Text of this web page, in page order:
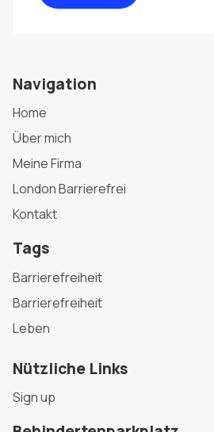
Navigation
Home
Über mich
Meine Firma
London Barrierefrei
Kontakt
Tags
Barrierefreiheit
Barrierefreiheit
Leben
Nützliche Links
Sign up